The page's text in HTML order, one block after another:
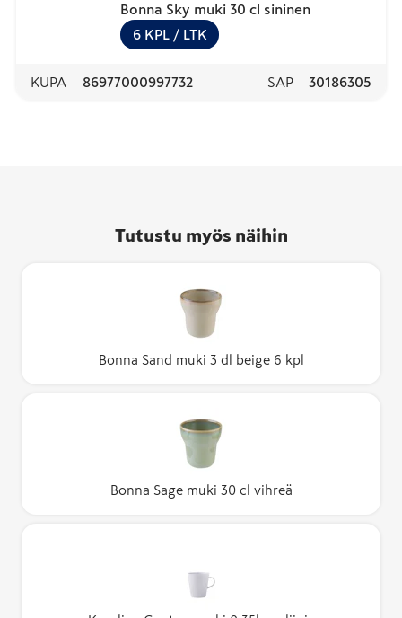
Bonna Sky muki 30 cl sininen
6 KPL / LTK
KUPA 86977000997732 SAP 30186305
Tutustu myös näihin
Bonna Sand muki 3 dl beige 6 kpl
Bonna Sage muki 30 cl vihreä